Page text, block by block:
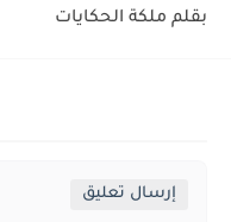
بقلم ملكة الحكايات
إرسال تعليق